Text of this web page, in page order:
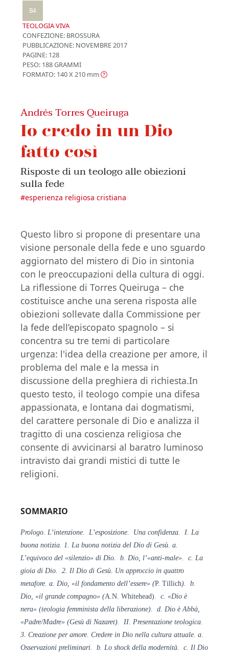
B4
TEOLOGIA VIVA
CONFEZIONE: BROSSURA
PUBBLICAZIONE: NOVEMBRE 2017
PAGINE: 128
PESO: 188 GRAMMI
FORMATO: 140 X 210 mm
Andrés Torres Queiruga
Io credo in un Dio
fatto così
Risposte di un teologo alle obiezioni
sulla fede
#esperienza religiosa cristiana
Questo libro si propone di presentare una
visione personale della fede e uno sguardo
aggiornato del mistero di Dio in sintonia
con le preoccupazioni della cultura di oggi.
La riflessione di Torres Queiruga – che
costituisce anche una serena risposta alle
obiezioni sollevate dalla Commissione per
la fede dell’episcopato spagnolo – si
concentra su tre temi di particolare
urgenza: l'idea della creazione per amore, il
problema del male e la messa in
discussione della preghiera di richiesta.In
questo testo, il teologo compie una difesa
appassionata, e lontana dai dogmatismi,
del carattere personale di Dio e analizza il
tragitto di una coscienza religiosa che
consente di avvicinarsi al baratro luminoso
intravisto dai grandi mistici di tutte le
religioni.
SOMMARIO
Prologo. L’intenzione. L’esposizione. Una confidenza. I. La
buona notizia. 1. La buona notizia del Dio di Gesù. a.
L’equivoco del «silenzio» di Dio. b. Dio, l’«anti-male». c. La
gioia di Dio. 2. Il Dio di Gesù. Un approccio in quattro
metafore. a. Dio, «il fondamento dell’essere» (P. Tillich). b.
Dio, «il grande compagno» (A.N. Whitehead). c. «Dio è
nera» (teologia femminista della liberazione). d. Dio è Abbà,
«Padre/Madre» (Gesù di Nazaret). II. Presentazione teologica.
3. Creazione per amore. Credere in Dio nella cultura attuale. a.
Osservazioni preliminari. b. Lo shock della modernità. c. Il Dio